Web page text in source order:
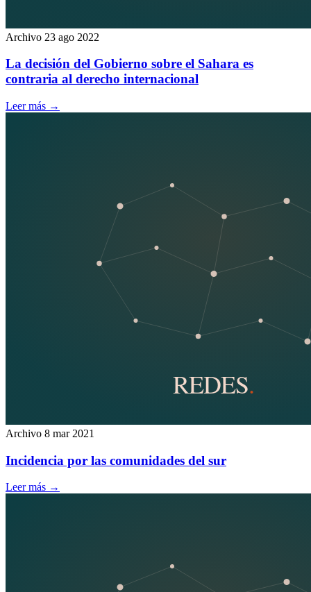
Archivo 23 ago 2022
La decisión del Gobierno sobre el Sahara es
contraria al derecho internacional
Leer más →
Archivo 8 mar 2021
Incidencia por las comunidades del sur
Leer más →